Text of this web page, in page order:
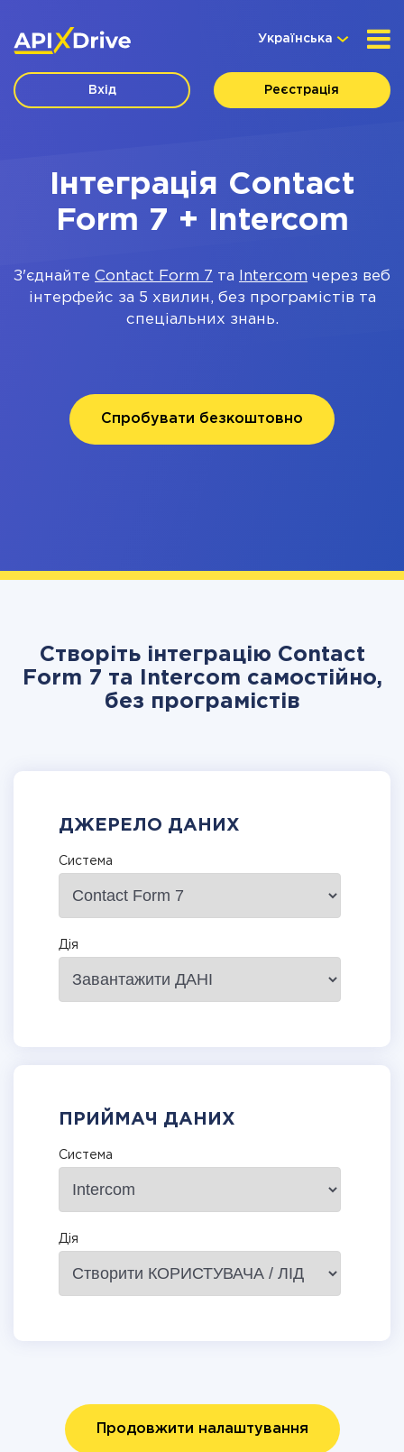
Українська
Вхід Реєстрація
Інтеграція Contact
Form 7 + Intercom
З'єднайте Contact Form 7 та Intercom через веб
інтерфейс за 5 хвилин, без програмістів та
спеціальних знань.
Спробувати безкоштовно
Створіть інтеграцію Contact
Form 7 та Intercom самостійно,
без програмістів
ДЖЕРЕЛО ДАНИХ
Система
Дія
ПРИЙМАЧ ДАНИХ
Система
Дія
Продовжити налаштування